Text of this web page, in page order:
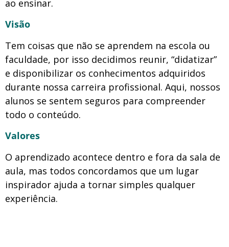
ao ensinar.
Visão
Tem coisas que não se aprendem na escola ou
faculdade, por isso decidimos reunir, “didatizar”
e disponibilizar os conhecimentos adquiridos
durante nossa carreira profissional. Aqui, nossos
alunos se sentem seguros para compreender
todo o conteúdo.
Valores
O aprendizado acontece dentro e fora da sala de
aula, mas todos concordamos que um lugar
inspirador ajuda a tornar simples qualquer
experiência.